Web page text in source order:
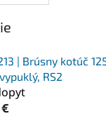
| Brúsny kotúč
RS2